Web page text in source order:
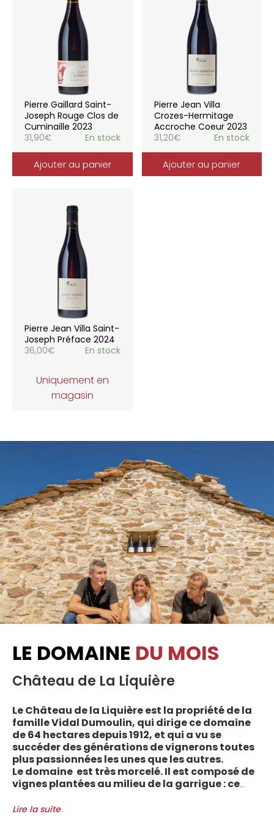
Pierre Gaillard Saint-
Joseph Rouge Clos de
Cuminaille 2023
31,90€ En stock
Ajouter au panier
Pierre Jean Villa
Crozes-Hermitage
Accroche Coeur 2023
31,20€ En stock
Ajouter au panier
Pierre Jean Villa Saint-
Joseph Préface 2024
36,00€ En stock
Uniquement en
magasin
LE DOMAINE DU MOIS
Château de La Liquière
Le Château de la Liquière est la propriété de la
famille Vidal Dumoulin, qui dirige ce domaine
de 64 hectares depuis 1912, et qui a vu se
succéder des générations de vignerons toutes
plus passionnées les unes que les autres.
Le domaine est très morcelé. Il est composé de
vignes plantées au milieu de la garrigue : ce
entre les villages d’Autignac, Caussiniojouls,
Lire la suite